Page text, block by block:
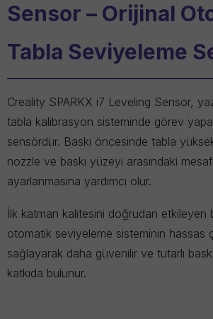
Sensor – Orijinal
Tabla Seviyeleme
Creality SPARKX i7 Leveling Sensor,
tabla kalibrasyon sisteminde görev
sensördür. Baskı öncesinde tabla
nozzle ve baskı yüzeyi arasındaki
ayarlanmasına yardımcı olur.
İlk katman kalitesini doğrudan etkileyen
otomatik seviyeleme sisteminin hassas
sağlayarak daha güvenilir ve tutarlı
katkıda bulunur.